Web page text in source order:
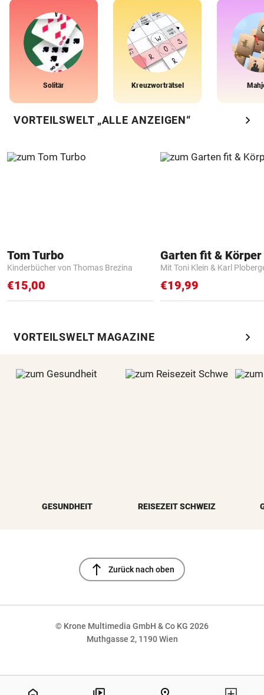
Solitär Kreuzworträtsel
VORTEILSWELT „ALLE ANZEIGEN“ chevron_right
Tom Turbo
Kinderbücher von Thomas Brezina
€15,00
Garten fit &
Mit Toni Klein & Karl
€19,99
VORTEILSWELT MAGAZINE chevron_right
GESUNDHEIT REISEZEIT SCHWEIZ
north Zurück nach oben
© Krone Multimedia GmbH & Co KG 2026
Muthgasse 2, 1190 Wien
NaN%